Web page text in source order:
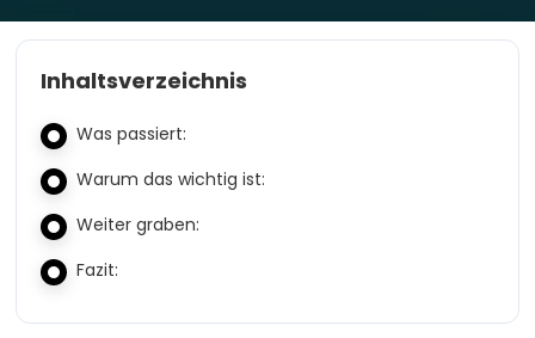
Inhaltsverzeichnis
Was passiert:
Warum das wichtig ist:
Weiter graben:
Fazit: